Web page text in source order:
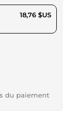
18,76 $US
du paiement